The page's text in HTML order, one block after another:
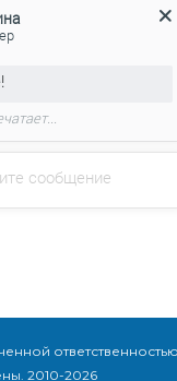
2010-2026
сообщение